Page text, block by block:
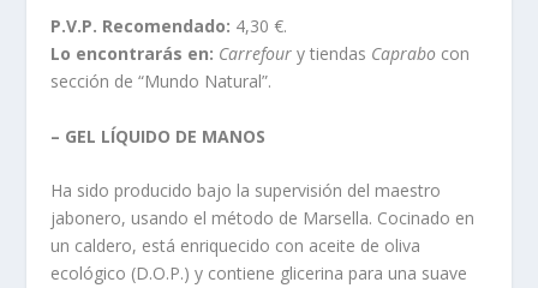
P.V.P. Recomendado: 4,30 €.
Lo encontrarás en: Carrefour y tiendas Caprabo con
sección de “Mundo Natural”.
– GEL LÍQUIDO DE MANOS
Ha sido producido bajo la supervisión del maestro
jabonero, usando el método de Marsella. Cocinado en
un caldero, está enriquecido con aceite de oliva
ecológico (D.O.P.) y contiene glicerina para una suave